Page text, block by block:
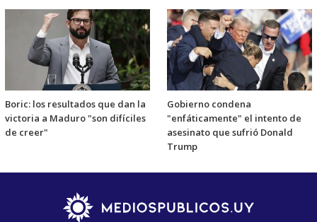
Boric: los resultados que dan la
victoria a Maduro "son difíciles
de creer"
Gobierno condena
"enfáticamente" el intento de
asesinato que sufrió Donald
Trump